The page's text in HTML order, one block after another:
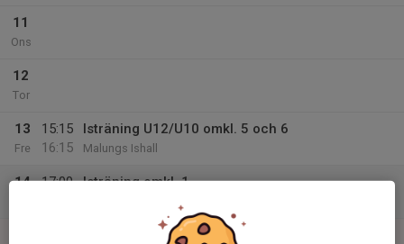
11
Ons
12
Tor
13
Fre
15:15
16:15
Isträning U12/U10 omkl. 5 och 6
Malungs Ishall
14
17:00
Isträning omkl. 1
Poolspel U11 Älvdalen